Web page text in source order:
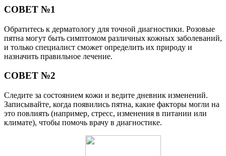
СОВЕТ №1
Обратитесь к дерматологу для точной диагностики. Розовые
пятна могут быть симптомом различных кожных заболеваний,
и только специалист сможет определить их природу и
назначить правильное лечение.
СОВЕТ №2
Следите за состоянием кожи и ведите дневник изменений.
Записывайте, когда появились пятна, какие факторы могли на
это повлиять (например, стресс, изменения в питании или
климате), чтобы помочь врачу в диагностике.